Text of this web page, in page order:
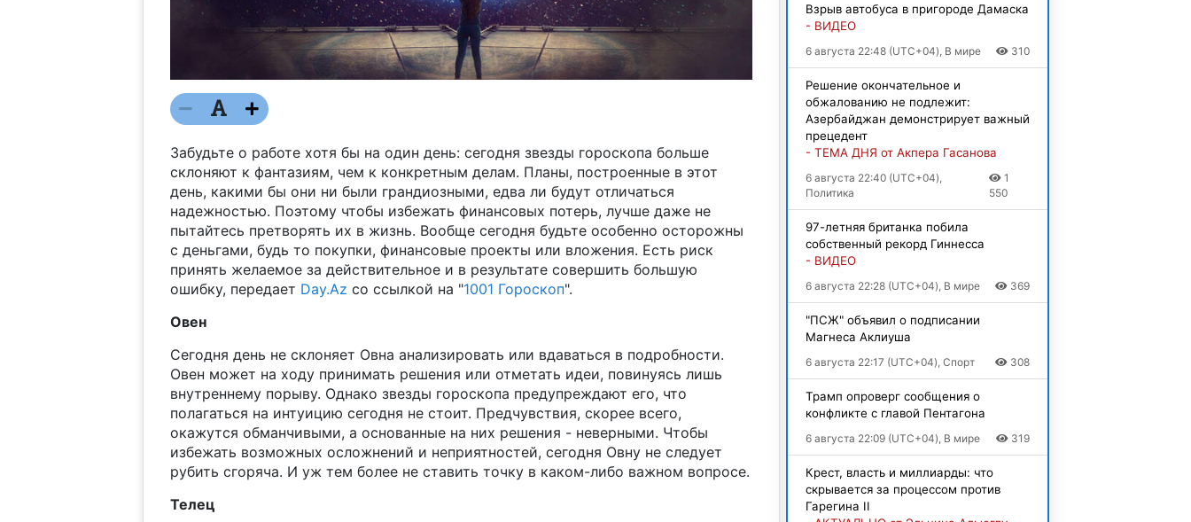
Забудьте о работе хотя бы на один день: сегодня звезды гороскопа больше
склоняют к фантазиям, чем к конкретным делам. Планы, построенные в этот
день, какими бы они ни были грандиозными, едва ли будут отличаться
надежностью. Поэтому чтобы избежать финансовых потерь, лучше даже не
пытайтесь претворять их в жизнь. Вообще сегодня будьте особенно осторожны
с деньгами, будь то покупки, финансовые проекты или вложения. Есть риск
принять желаемое за действительное и в результате совершить большую
ошибку, передает Day.Az со ссылкой на "1001 Гороскоп".
Овен
Сегодня день не склоняет Овна анализировать или вдаваться в подробности.
Овен может на ходу принимать решения или отметать идеи, повинуясь лишь
внутреннему порыву. Однако звезды гороскопа предупреждают его, что
полагаться на интуицию сегодня не стоит. Предчувствия, скорее всего,
окажутся обманчивыми, а основанные на них решения - неверными. Чтобы
избежать возможных осложнений и неприятностей, сегодня Овну не следует
рубить сгоряча. И уж тем более не ставить точку в каком-либо важном вопросе.
Телец
Взрыв автобуса в пригороде Дамаска
- ВИДЕО
6 августа 22:48 (UTC+04), В мире 310
Решение окончательное и
обжалованию не подлежит:
Азербайджан демонстрирует важный
прецедент
- ТЕМА ДНЯ от Акпера Гасанова
6 августа 22:40 (UTC+04),
Политика
1
550
97-летняя британка побила
собственный рекорд Гиннесса
- ВИДЕО
6 августа 22:28 (UTC+04), В мире 369
"ПСЖ" объявил о подписании
Магнеса Аклиуша
6 августа 22:17 (UTC+04), Спорт 308
Трамп опроверг сообщения о
конфликте с главой Пентагона
6 августа 22:09 (UTC+04), В мире 319
Крест, власть и миллиарды: что
скрывается за процессом против
Гарегина II